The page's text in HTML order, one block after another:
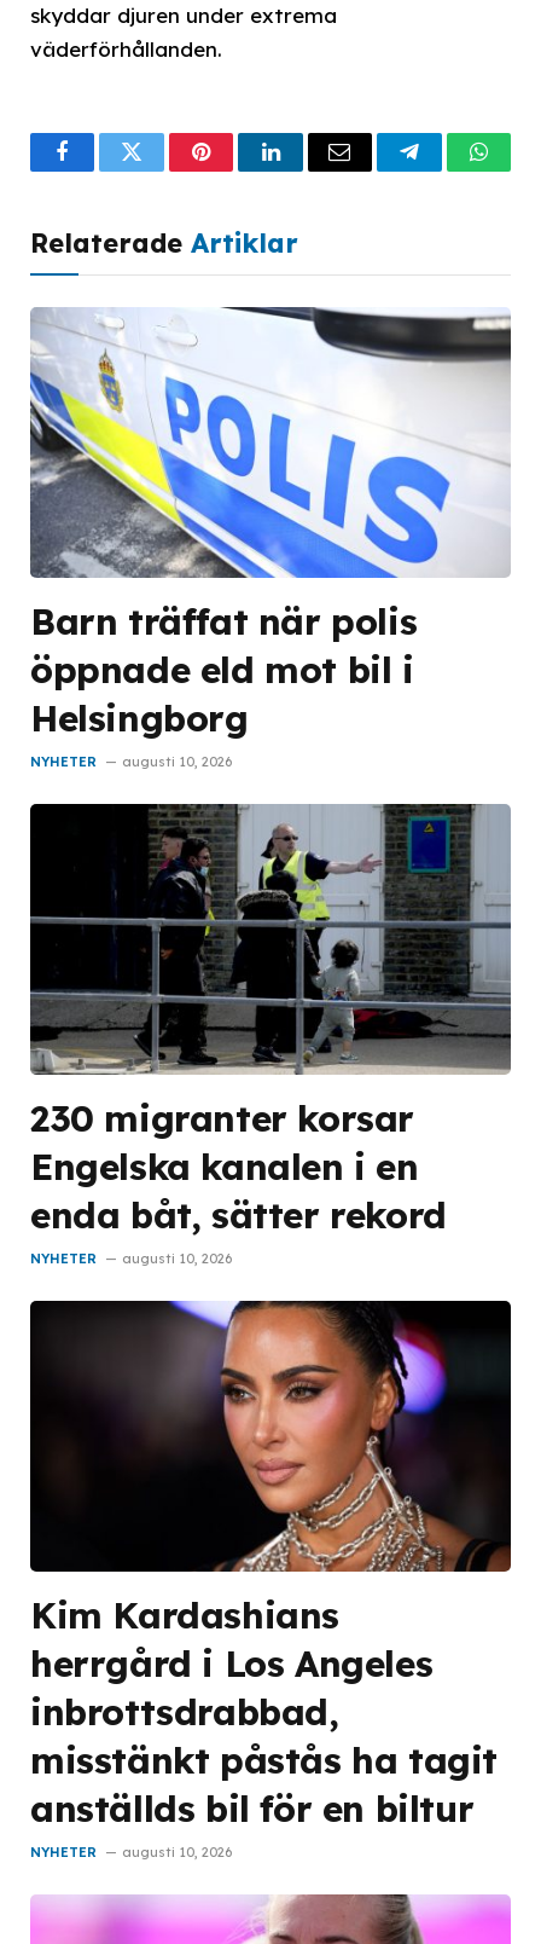
skyddar djuren under extrema
väderförhållanden.
FacebookTwitterPinterestLinkedInEmail Telegram
Relaterade Artiklar
Barn träffat när polis
öppnade eld mot bil i
Helsingborg
NYHETER augusti 10, 2026
230 migranter korsar
Engelska kanalen i en
enda båt, sätter rekord
NYHETER augusti 10, 2026
Kim Kardashians
herrgård i Los Angeles
inbrottsdrabbad,
misstänkt påstås ha tagit
anställds bil för en biltur
NYHETER augusti 10, 2026